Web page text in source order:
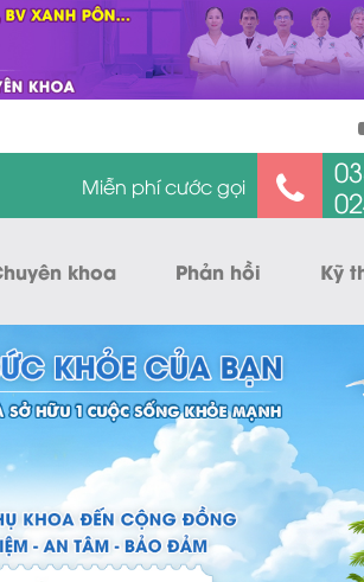
Miễn phí cước gọi
khoa Phản hồi Kỹ